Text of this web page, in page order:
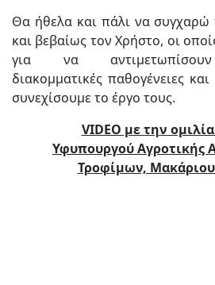
Θα ήθελα και πάλι να
και βεβαίως τον Χρήστο, οι
για να
διακομματικές παθογένειες
συνεχίσουμε το έργο τους.
VIDEO με την
Υφυπουργού Αγροτικής
Τροφίμων,